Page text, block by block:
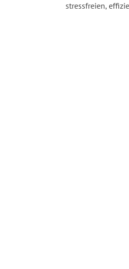
stressfreien,